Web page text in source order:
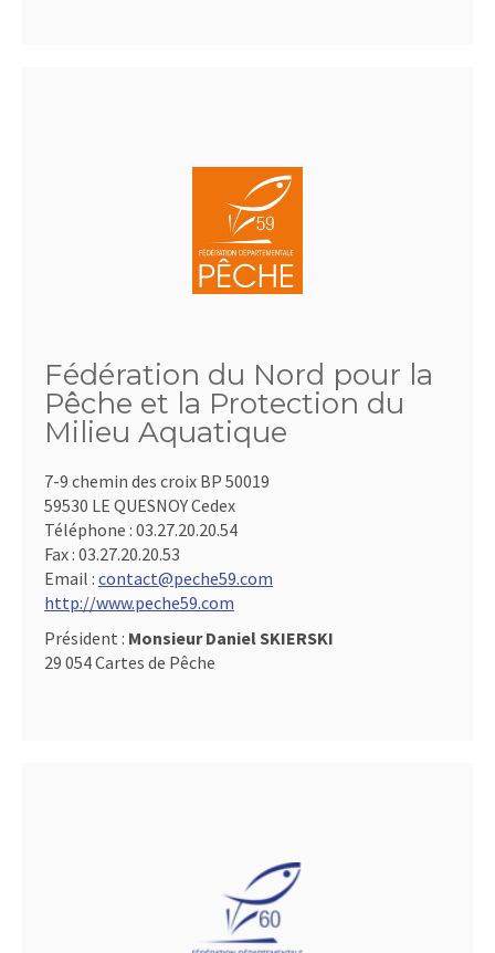
Fédération du Nord pour la
Pêche et la Protection du
Milieu Aquatique
7-9 chemin des croix BP 50019
59530 LE QUESNOY Cedex
Téléphone : 03.27.20.20.54
Fax : 03.27.20.20.53
Email : contact@peche59.com
http://www.peche59.com
Président : Monsieur Daniel SKIERSKI
29 054 Cartes de Pêche